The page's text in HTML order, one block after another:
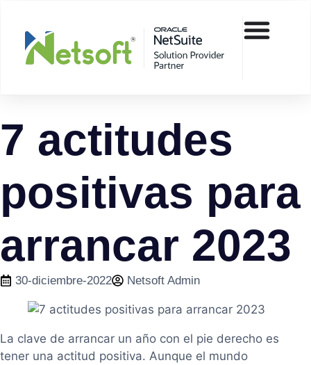
7 actitudes
positivas para
arrancar 2023
30-diciembre-2022 Netsoft Admin
La clave de arrancar un año con el pie derecho es
tener una actitud positiva. Aunque el mundo